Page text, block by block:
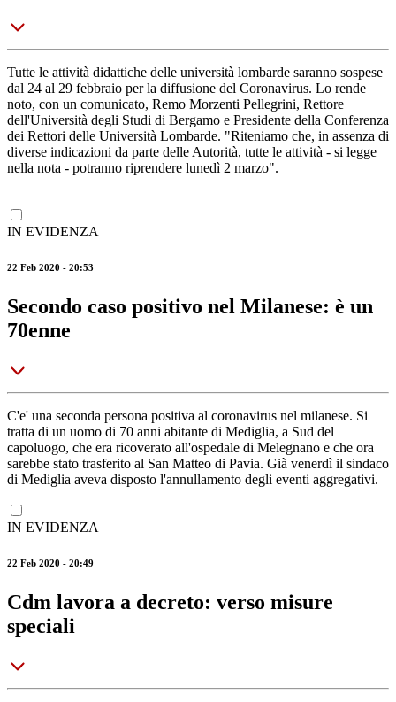
Tutte le attività didattiche delle università lombarde saranno sospese
dal 24 al 29 febbraio per la diffusione del Coronavirus. Lo rende
noto, con un comunicato, Remo Morzenti Pellegrini, Rettore
dell'Università degli Studi di Bergamo e Presidente della Conferenza
dei Rettori delle Università Lombarde. "Riteniamo che, in assenza di
diverse indicazioni da parte delle Autorità, tutte le attività - si legge
nella nota - potranno riprendere lunedì 2 marzo".
IN EVIDENZA
22 Feb 2020 - 20:53
Secondo caso positivo nel Milanese: è un
70enne
C'e' una seconda persona positiva al coronavirus nel milanese. Si
tratta di un uomo di 70 anni abitante di Mediglia, a Sud del
capoluogo, che era ricoverato all'ospedale di Melegnano e che ora
sarebbe stato trasferito al San Matteo di Pavia. Già venerdì il sindaco
di Mediglia aveva disposto l'annullamento degli eventi aggregativi.
IN EVIDENZA
22 Feb 2020 - 20:49
Cdm lavora a decreto: verso misure
speciali